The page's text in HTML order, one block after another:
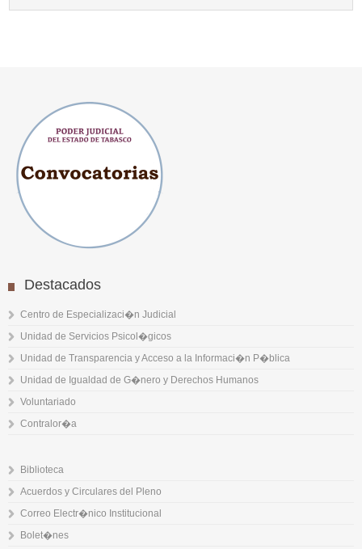
Destacados
Centro de Especializaci�n Judicial
Unidad de Servicios Psicol�gicos
Unidad de Transparencia y Acceso a la Informaci�n P�blica
Unidad de Igualdad de G�nero y Derechos Humanos
Voluntariado
Contralor�a
Biblioteca
Acuerdos y Circulares del Pleno
Correo Electr�nico Institucional
Bolet�nes